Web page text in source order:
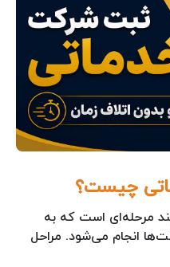
چیست؟
مرحله‌ای است که به
انجام می‌شود. مراحل